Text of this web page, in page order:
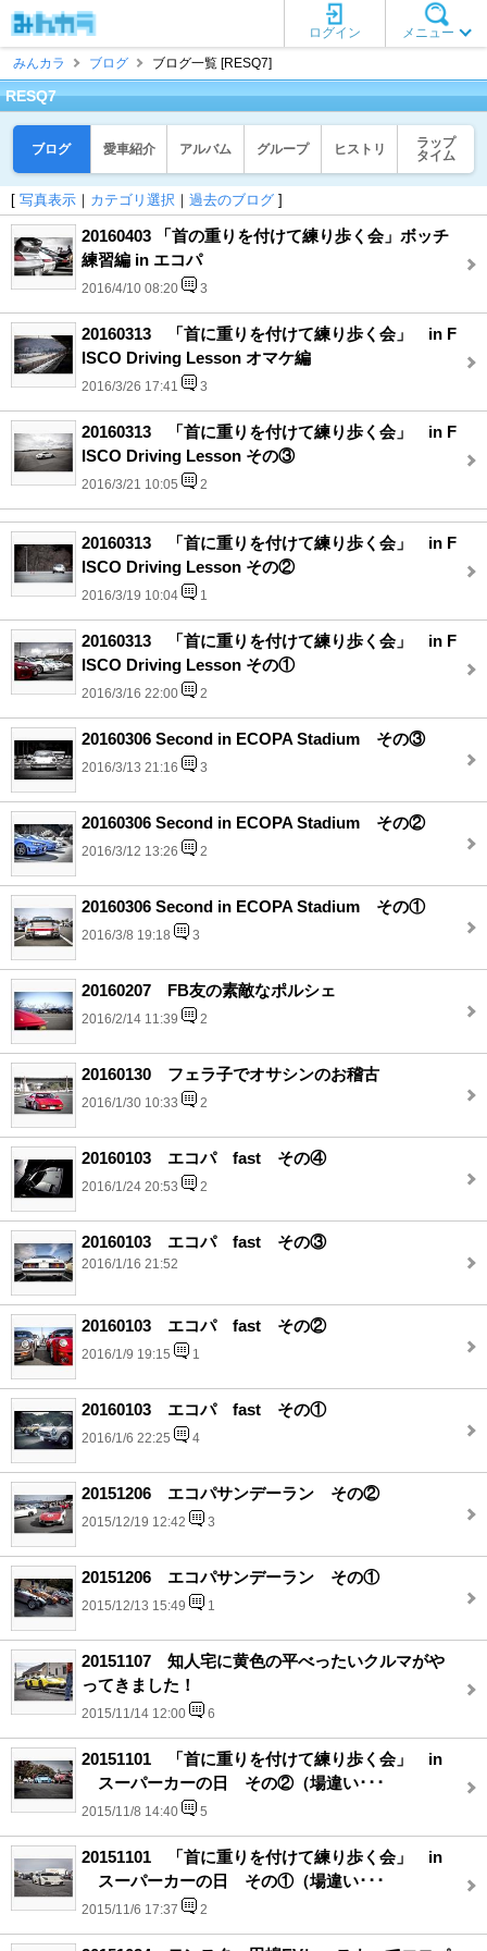
メニュー
ログイン
みんカラ
ブログ ブログ一覧 [RESQ7]
RESQ7
ブログ 愛車紹介 アルバム グループ ヒストリ
ラップ
タイム
[ 写真表示 ｜ カテゴリ選択 ｜ 過去のブログ ]
20160403 「首の重りを付けて練り歩く会」ボッチ
練習編 in エコパ
2016/4/10 08:20 3
20160313 「首に重りを付けて練り歩く会」 in F
ISCO Driving Lesson オマケ編
2016/3/26 17:41 3
20160313 「首に重りを付けて練り歩く会」 in F
ISCO Driving Lesson その③
2016/3/21 10:05 2
20160313 「首に重りを付けて練り歩く会」 in F
ISCO Driving Lesson その②
2016/3/19 10:04 1
20160313 「首に重りを付けて練り歩く会」 in F
ISCO Driving Lesson その①
2016/3/16 22:00 2
20160306 Second in ECOPA Stadium その③
2016/3/13 21:16 3
20160306 Second in ECOPA Stadium その②
2016/3/12 13:26 2
20160306 Second in ECOPA Stadium その①
2016/3/8 19:18 3
20160207 FB友の素敵なポルシェ
2016/2/14 11:39 2
20160130 フェラ子でオサシンのお稽古
2016/1/30 10:33 2
20160103 エコパ fast その④
2016/1/24 20:53 2
20160103 エコパ fast その③
2016/1/16 21:52
20160103 エコパ fast その②
2016/1/9 19:15 1
20160103 エコパ fast その①
2016/1/6 22:25 4
20151206 エコパサンデーラン その②
2015/12/19 12:42 3
20151206 エコパサンデーラン その①
2015/12/13 15:49 1
20151107 知人宅に黄色の平べったいクルマがや
ってきました！
2015/11/14 12:00 6
20151101 「首に重りを付けて練り歩く会」 in
スーパーカーの日 その②（場違い･･･
2015/11/8 14:40 5
20151101 「首に重りを付けて練り歩く会」 in
スーパーカーの日 その①（場違い･･･
2015/11/6 17:37 2